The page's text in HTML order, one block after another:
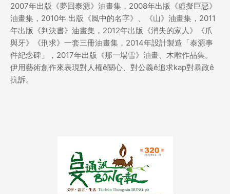
2007年出版《夢回泰源》油畫集，2008年出版《虛擬巨惡》
油畫集，2010年 出版《風中的名字》、《山》油畫集，2011
年出版《判決書》油畫集，2012年出版《消失的家人》《爪
與牙》《刑求》一套三冊油畫集，2014年設計製造「泰源事
件紀念碑」，2017年出版《那一場雪》油畫、木雕作品集。
伊用藝術創作來表現對人權ê關心、對公義ê追求kap對暴政ê
抗訴。